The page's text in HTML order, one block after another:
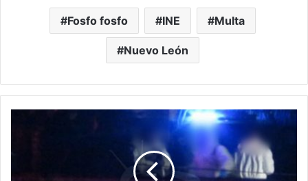
Fosfo fosfo INE Multa
Nuevo León
#Michoacán